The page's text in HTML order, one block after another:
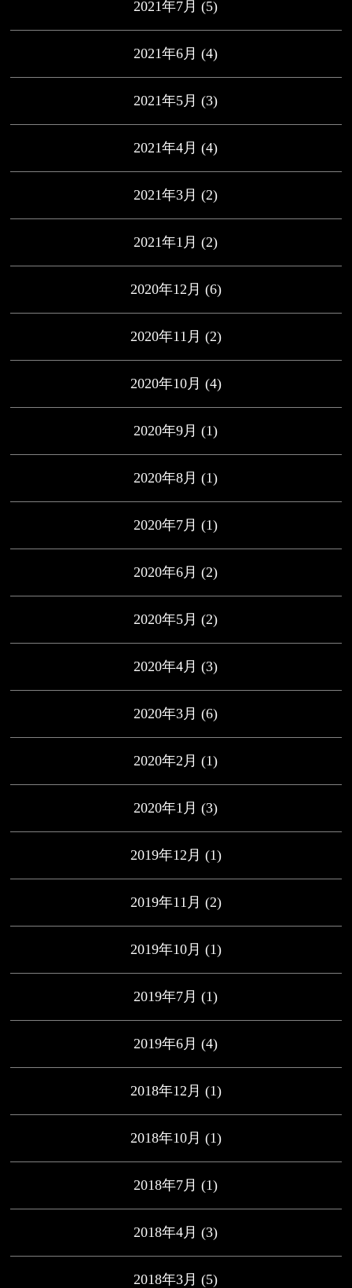
2021年7月 (5)
2021年6月 (4)
2021年5月 (3)
2021年4月 (4)
2021年3月 (2)
2021年1月 (2)
2020年12月 (6)
2020年11月 (2)
2020年10月 (4)
2020年9月 (1)
2020年8月 (1)
2020年7月 (1)
2020年6月 (2)
2020年5月 (2)
2020年4月 (3)
2020年3月 (6)
2020年2月 (1)
2020年1月 (3)
2019年12月 (1)
2019年11月 (2)
2019年10月 (1)
2019年7月 (1)
2019年6月 (4)
2018年12月 (1)
2018年10月 (1)
2018年7月 (1)
2018年4月 (3)
2018年3月 (5)